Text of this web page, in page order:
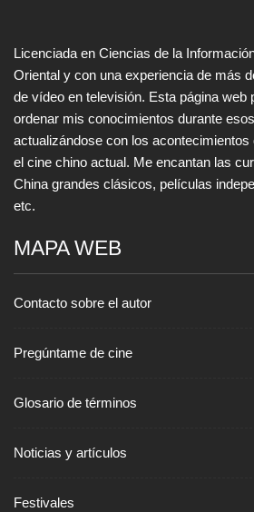
Licenciada en Ciencias de la
Oriental y con una experiencia de más
de vídeo en televisión. Esta página web
ordenar mis conocimientos durante
actualizándose con los acontecimientos
el cine chino actual. Me encantan las
China grandes clásicos, películas
etc.
MAPA WEB
Contacto sobre el autor
Pregúntame de cine
Glosario de términos
Noticias y artículos
Festivales